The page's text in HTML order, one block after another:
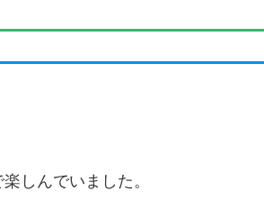
しんでいました。